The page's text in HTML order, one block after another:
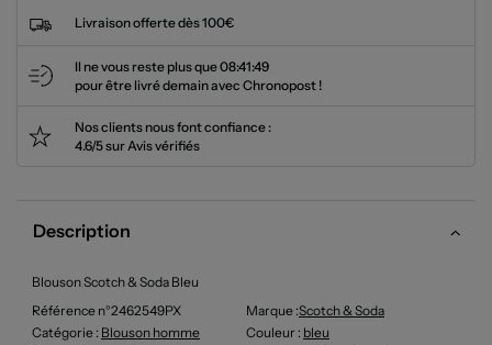
Livraison offerte dès 100€
Il ne vous reste plus que08:41:48
pour être livré demain avec Chronopost !
Nos clients nous font confiance :
4.6/5 sur Avis vérifiés
Description
Blouson Scotch & Soda Bleu
Référence n°2462549PX
Marque :Scotch & Soda
Catégorie : Blouson homme Couleur : bleu